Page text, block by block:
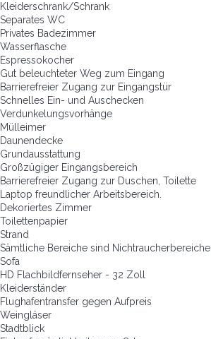
Kleiderschrank/Schrank
Separates WC
Privates Badezimmer
Wasserflasche
Espressokocher
Gut beleuchteter Weg zum Eingang
Barrierefreier Zugang zur Eingangstür
Schnelles Ein- und Auschecken
Verdunkelungsvorhänge
Mülleimer
Daunendecke
Grundausstattung
Großzügiger Eingangsbereich
Barrierefreier Zugang zur Duschen, Toilette
Laptop freundlicher Arbeitsbereich.
Dekoriertes Zimmer
Toilettenpapier
Strand
Sämtliche Bereiche sind Nichtraucherbereiche
Sofa
HD Flachbildfernseher - 32 Zoll
Kleiderständer
Flughafentransfer gegen Aufpreis
Weingläser
Stadtblick